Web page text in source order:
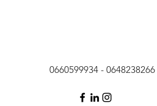
0660599934 - 0648238266